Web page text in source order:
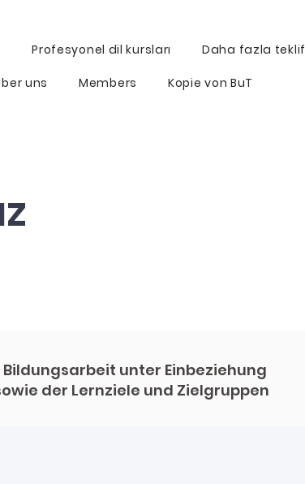
Profesyonel dil kursları Daha fazla teklif
uns Members Kopie von BuT
unter Einbeziehung
der Lernziele und Zielgruppen